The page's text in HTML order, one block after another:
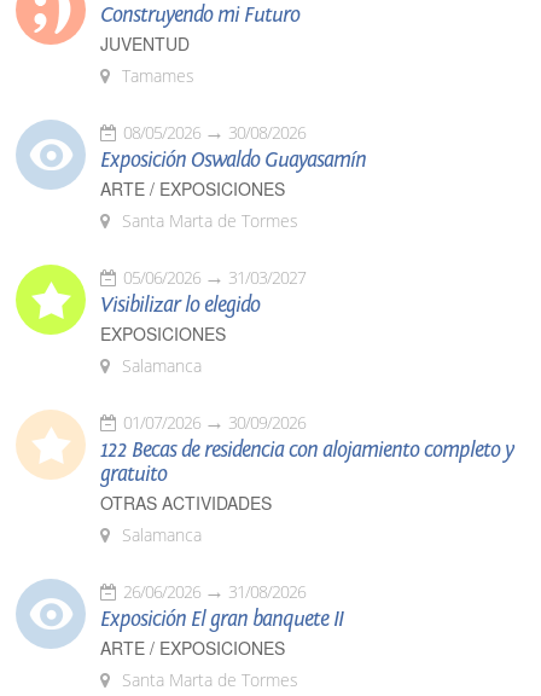
Construyendo mi Futuro
JUVENTUD
Tamames
08/05/2026 30/08/2026
Exposición Oswaldo Guayasamín
ARTE / EXPOSICIONES
Santa Marta de Tormes
05/06/2026 31/03/2027
Visibilizar lo elegido
EXPOSICIONES
Salamanca
01/07/2026 30/09/2026
122 Becas de residencia con alojamiento completo y
gratuito
OTRAS ACTIVIDADES
Salamanca
26/06/2026 31/08/2026
Exposición El gran banquete II
ARTE / EXPOSICIONES
Santa Marta de Tormes